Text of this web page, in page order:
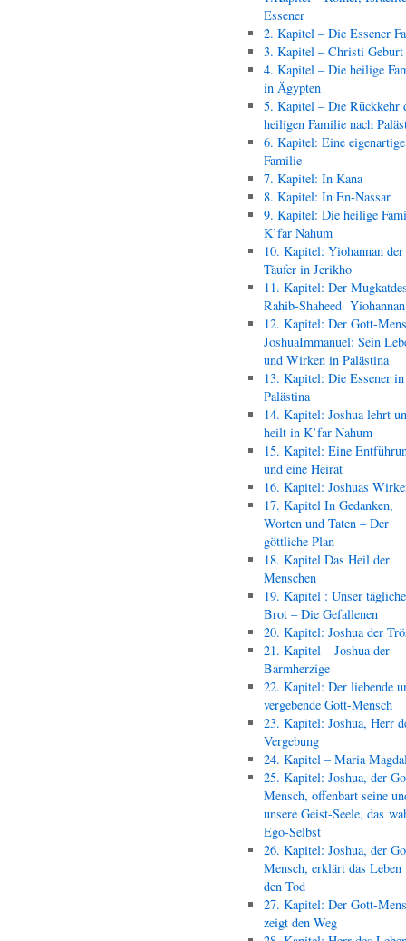
Essener
2. Kapitel – Die Essener
3. Kapitel – Christi Geburt
4. Kapitel – Die heilige
in Ägypten
5. Kapitel – Die Rückkehr
heiligen Familie nach
6. Kapitel: Eine eigenartige
Familie
7. Kapitel: In Kana
8. Kapitel: In En-Nassar
9. Kapitel: Die heilige
K’far Nahum
10. Kapitel: Yiohannan der
Täufer in Jerikho
11. Kapitel: Der
Rahib-Shaheed
12. Kapitel: Der Gott-
JoshuaImmanuel: Sein
und Wirken in Palästina
13. Kapitel: Die Essener in
Palästina
14. Kapitel: Joshua lehrt
heilt in K’far Nahum
15. Kapitel: Eine
und eine Heirat
16. Kapitel: Joshuas
17. Kapitel In Gedanken,
Worten und Taten – Der
göttliche Plan
18. Kapitel Das Heil der
Menschen
19. Kapitel : Unser
Brot – Die Gefallenen
20. Kapitel: Joshua der
21. Kapitel – Joshua der
Barmherzige
22. Kapitel: Der liebende
vergebende Gott-Mensch
23. Kapitel: Joshua, Herr
Vergebung
24. Kapitel – Maria
25. Kapitel: Joshua, der
Mensch, offenbart seine
unsere Geist-Seele, das
Ego-Selbst
26. Kapitel: Joshua, der
Mensch, erklärt das Leben
den Tod
27. Kapitel: Der Gott-
zeigt den Weg